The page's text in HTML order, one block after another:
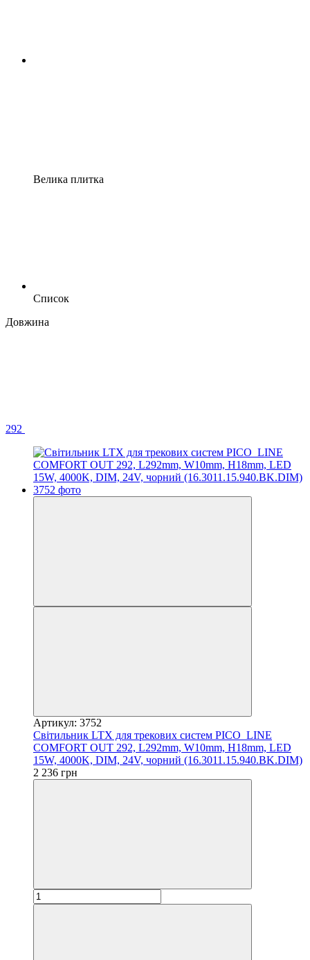
Велика плитка
Список
Довжина
292
Артикул: 3752
Світильник LTX для трекових систем PICO_LINE
COMFORT OUT 292, L292mm, W10mm, H18mm, LED
15W, 4000K, DIM, 24V, чорний (16.3011.15.940.BK.DIM)
2 236 грн